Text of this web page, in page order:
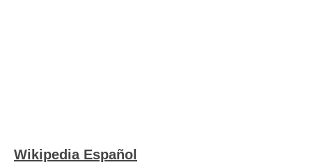
Wikipedia Español